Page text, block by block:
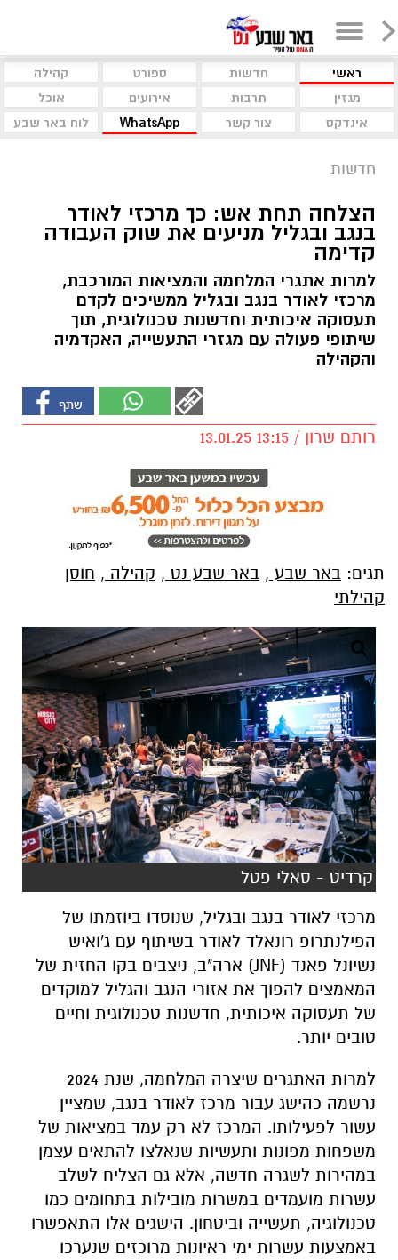
ראשי חדשות ספורט
קהילה
מגזין
תרבות אירועים
אוכל
אינדקס
צור קשר WhatsApp לוח באר שבע
חדשות
הצלחה תחת אש: כך מרכזי לאודר
בנגב ובגליל מניעים את שוק העבודה
קדימה
למרות אתגרי המלחמה והמציאות המורכבת,
מרכזי לאודר בנגב ובגליל ממשיכים לקדם
תעסוקה איכותית וחדשנות טכנולוגית, תוך
שיתופי פעולה עם מגזרי התעשייה, האקדמיה
והקהילה
רותם שרון / 13:15 13.01.25
תגים: באר שבע , באר שבע נט , קהילה , חוסן
קהילתי
קרדיט - סאלי פטל
מרכזי לאודר בנגב ובגליל, שנוסדו ביוזמתו של
הפילנתרופ רונאלד לאודר בשיתוף עם ג'ואיש
נשיונל פאנד (JNF) ארה"ב, ניצבים בקו החזית של
המאמצים להפוך את אזורי הנגב והגליל למוקדים
של תעסוקה איכותית, חדשנות טכנולוגית וחיים
טובים יותר.
למרות האתגרים שיצרה המלחמה, שנת 2024
נרשמה כהישג עבור מרכז לאודר בנגב, שמציין
עשור לפעילותו. המרכז לא רק עמד במציאות של
משפחות מפונות ותעשיות שנאלצו להתאים עצמן
במהירות לשגרה חדשה, אלא גם הצליח לשלב
עשרות מועמדים במשרות מובילות בתחומים כמו
טכנולוגיה, תעשייה וביטחון. הישגים אלו התאפשרו
באמצעות עשרות ימי ראיונות מרוכזים שנערכו